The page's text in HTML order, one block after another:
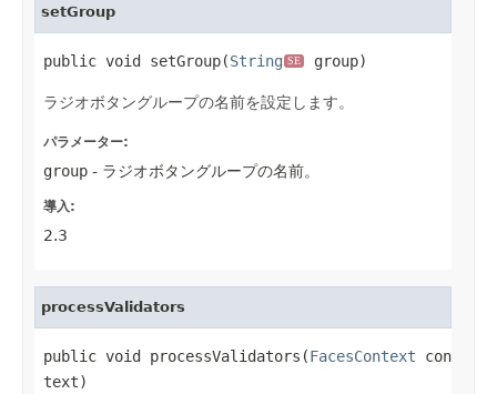
setGroup
public void setGroup(String SE group)
ラジオボタングループの名前を設定します。
パラメーター:
group - ラジオボタングループの名前。
導入:
2.3
processValidators
public void processValidators(FacesContext con
text)